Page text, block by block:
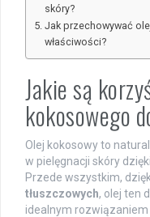
skóry?
Jak przechowywać
właściwości?
Jakie są
kokosowego
Olej kokosowy to
w pielęgnacji skóry
Przede wszystkim,
tłuszczowych, olej ten
idealnym rozwiązaniem